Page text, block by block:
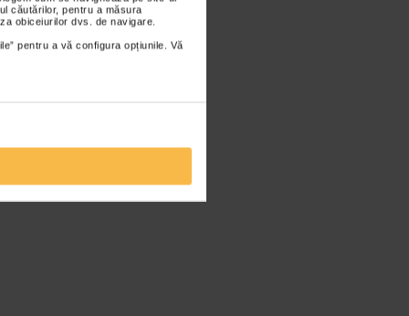
căutărilor, pentru a măsura
obiceiurilor dvs. de navigare.
pentru a vă configura opțiunile. Vă